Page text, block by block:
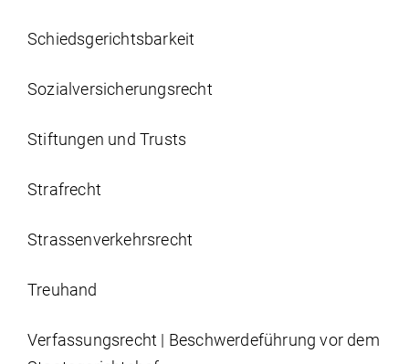
Schiedsgerichtsbarkeit
Sozial­versicherungs­recht
Stiftungen und Trusts
Strafrecht
Strassen­verkehrs­recht
Treuhand
Verfassungsrecht | Beschwerdeführung vor dem